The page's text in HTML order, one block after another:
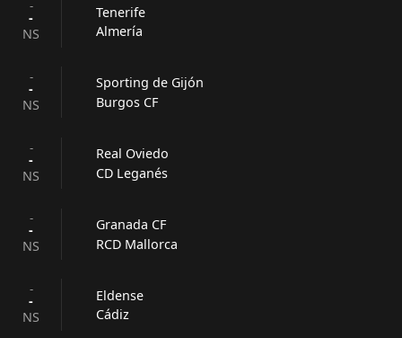
-
-
NS
Tenerife
Almería
-
-
NS
Sporting de Gijón
Burgos CF
-
-
NS
Real Oviedo
CD Leganés
-
-
NS
Granada CF
RCD Mallorca
-
-
NS
Eldense
Cádiz